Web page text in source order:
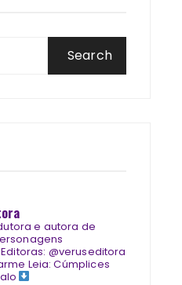
e autora de
Editoras: @veruseditora
Leia: Cúmplices